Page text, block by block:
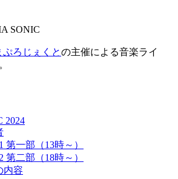
SONIC
ぷろじぇくとの主催による音楽ライ
2024
第一部（13時～）
第二部（18時～）
内容